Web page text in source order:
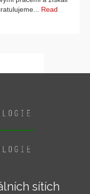
Read
sítích